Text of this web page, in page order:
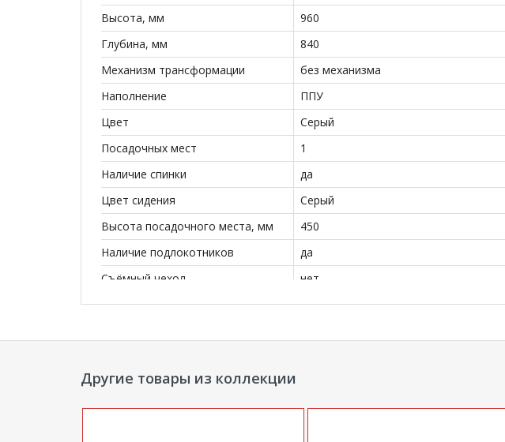
Высота, мм
960
Глубина, мм
840
Механизм трансформации
без механизма
Наполнение
ППУ
Цвет
Серый
Посадочных мест
1
Наличие спинки
да
Цвет сидения
Серый
Высота посадочного места, мм
450
Наличие подлокотников
да
Съёмный чехол
нет
Декоративные подушки
нет
Комната
Другие товары из коллекции